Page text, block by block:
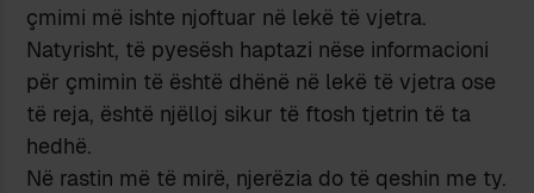
çmimi më ishte njoftuar në lekë të vjetra.
Natyrisht, të pyesësh haptazi nëse informacioni
për çmimin të është dhënë në lekë të vjetra ose
të reja, është njëlloj sikur të ftosh tjetrin të ta
hedhë.
Në rastin më të mirë, njerëzia do të qeshin me ty.